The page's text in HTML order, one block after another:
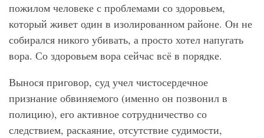
пожилом человеке с проблемами со здоровьем,
который живет один в изолированном районе. Он не
собирался никого убивать, а просто хотел напугать
вора. Со здоровьем вора сейчас всё в порядке.
Вынося приговор, суд учел чистосердечное
признание обвиняемого (именно он позвонил в
полицию), его активное сотрудничество со
следствием, раскаяние, отсутствие судимости,